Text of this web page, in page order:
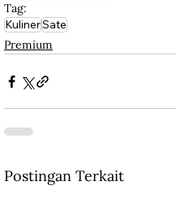
Tag:
KulinerSate
Premium
Postingan Terkait